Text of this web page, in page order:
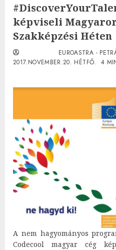
képviseli
Szakképzési Héten
EUROASTRA -
2017.NOVEMBER.20. HÉTFŐ.
4
A nem hagyományos
Codecool magyar cég